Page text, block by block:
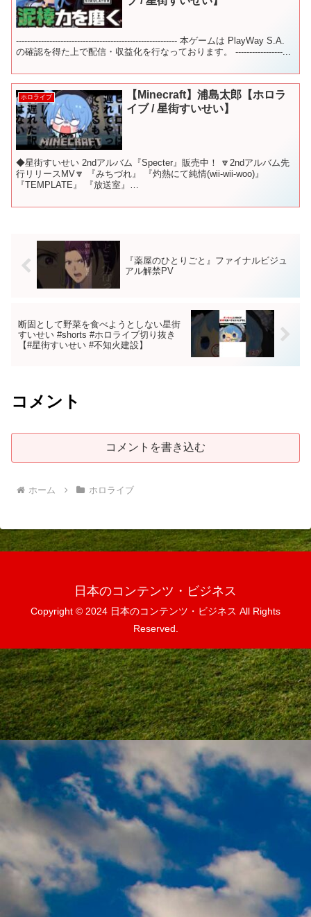
---------------------------------------------------------- 本ゲームは PlayWay S.A.
の確認を得た上で配信・収益化を行なっております。 -----------------...
ホロライブ
【Minecraft】浦島太郎【ホロラ
イブ / 星街すいせい】
◆星街すいせい 2ndアルバム『Specter』販売中！ 🔽2ndアルバム先
行リリースMV🔽 『みちづれ』 『灼熱にて純情(wii-wii-woo)』
『TEMPLATE』 『放送室』
『薬屋のひとりごと』ファイナルビジュ
アル解禁PV
断固として野菜を食べようとしない星街
すいせい #shorts #ホロライブ切り抜き
【#星街すいせい #不知火建設】
コメント
コメントを書き込む
ホーム ホロライブ
日本のコンテンツ・ビジネス
Copyright © 2024 日本のコンテンツ・ビジネス All Rights
Reserved.